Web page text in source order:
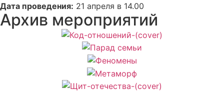
Дата проведения: 21 апреля в 14.00
Архив мероприятий